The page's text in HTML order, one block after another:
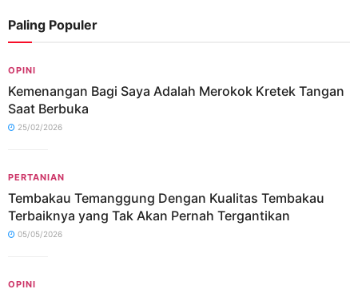
Paling Populer
OPINI
Kemenangan Bagi Saya Adalah Merokok Kretek Tangan
Saat Berbuka
25/02/2026
PERTANIAN
Tembakau Temanggung Dengan Kualitas Tembakau
Terbaiknya yang Tak Akan Pernah Tergantikan
05/05/2026
OPINI